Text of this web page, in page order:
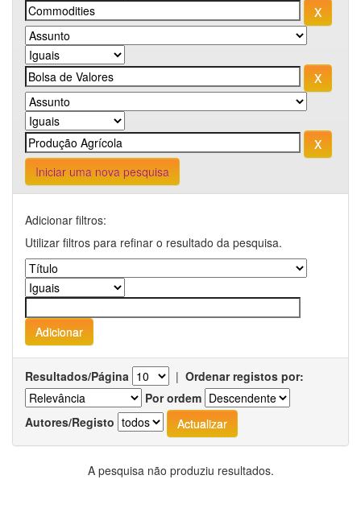
Iniciar uma nova pesquisa
Adicionar filtros:
Utilizar filtros para refinar o resultado da pesquisa.
Resultados/Página | Ordenar registos por:
Por ordem
Autores/Registo
A pesquisa não produziu resultados.